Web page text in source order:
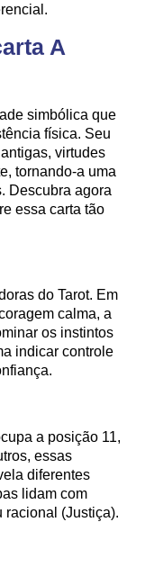
A
simbólica que
física. Seu
virtudes
tornando-a uma
Descubra agora
essa carta tão
do Tarot. Em
calma, a
os instintos
indicar controle
a posição 11,
essas
diferentes
lidam com
(Justiça).